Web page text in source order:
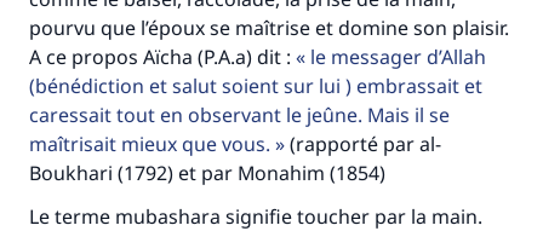
pourvu que l’époux se maîtrise et domine son plaisir.
A ce propos Aïcha (P.A.a) dit :
le messager d’Allah
(bénédiction et salut soient sur lui ) embrassait et
caressait tout en observant le jeûne. Mais il se
maîtrisait mieux que vous.
(rapporté par al-
Boukhari (1792) et par Monahim (1854)
Le terme mubashara signifie toucher par la main.